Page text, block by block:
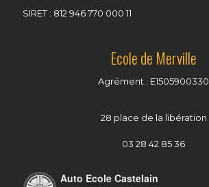
SIRET : 812 946 770 000 11
Ecole de Merville
Agrément : E1505900330
28 place de la libération
03 28 42 85 36
Auto Ecole Castelain